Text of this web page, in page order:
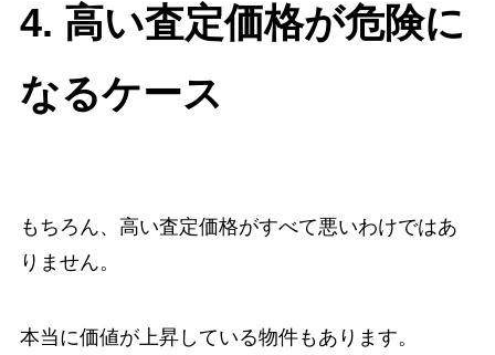
4. 高い査定価格が危険に
なるケース
もちろん、高い査定価格がすべて悪いわけではあ
りません。
本当に価値が上昇している物件もあります。